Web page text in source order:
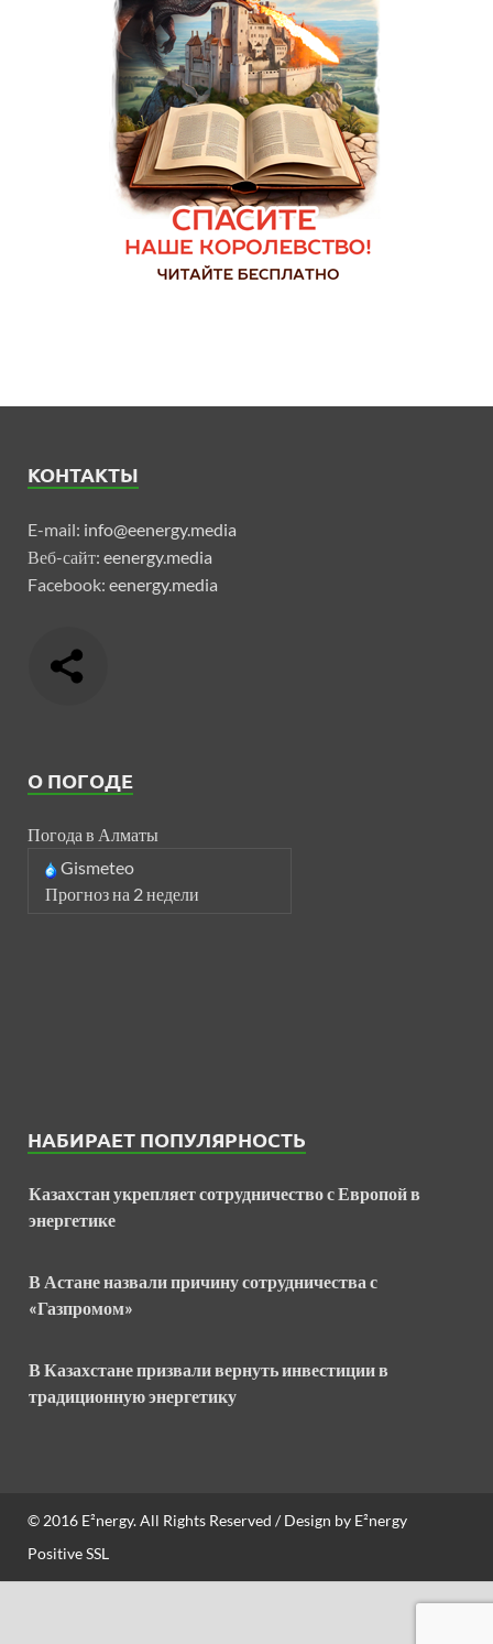
КОНТАКТЫ
E-mail: info@eenergy.media
Веб-сайт: eenergy.media
Facebook: eenergy.media
О ПОГОДЕ
Погода в Алматы
Gismeteo
Прогноз на 2 недели
НАБИРАЕТ ПОПУЛЯРНОСТЬ
Казахстан укрепляет сотрудничество с Европой в
энергетике
В Астане назвали причину сотрудничества с
«Газпромом»
В Казахстане призвали вернуть инвестиции в
традиционную энергетику
© 2016 E²nergy. All Rights Reserved / Design by E²nergy
Positive SSL